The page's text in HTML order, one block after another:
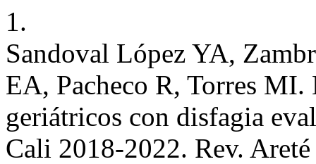
1.
Sandoval López YA,
EA, Pacheco R, Torres
geriátricos con disfagia
Cali 2018-2022. Rev.